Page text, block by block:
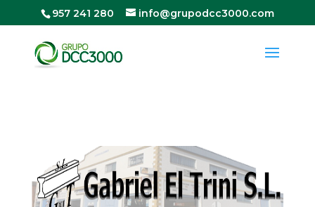
957 241 280 info@grupodcc3000.com